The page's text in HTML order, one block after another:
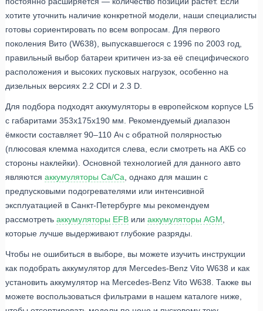
хотите уточнить наличие конкретной модели, наши специалисты
готовы сориентировать по всем вопросам. Для первого
поколения Вито (W638), выпускавшегося с 1996 по 2003 год,
правильный выбор батареи критичен из-за её специфического
расположения и высоких пусковых нагрузок, особенно на
дизельных версиях 2.2 CDI и 2.3 D.
Для подбора подходят аккумуляторы в европейском корпусе L5
с габаритами 353x175x190 мм. Рекомендуемый диапазон
ёмкости составляет 90–110 Ач с обратной полярностью
(плюсовая клемма находится слева, если смотреть на АКБ со
стороны наклейки). Основной технологией для данного авто
являются аккумуляторы Ca/Ca , однако для машин с
предпусковыми подогревателями или интенсивной
эксплуатацией в Санкт-Петербурге мы рекомендуем
рассмотреть аккумуляторы EFB или аккумуляторы AGM
которые лучше выдерживают глубокие разряды.
Чтобы не ошибиться в выборе, вы можете изучить инструкции
как подобрать аккумулятор для Mercedes-Benz Vito W638 и как
установить аккумулятор на Mercedes-Benz Vito W638. Также вы
можете воспользоваться фильтрами в нашем каталоге ниже,